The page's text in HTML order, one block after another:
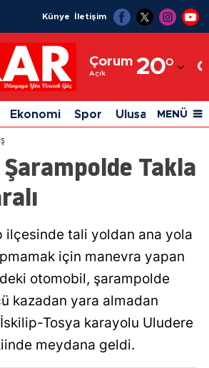
Künye İletişim
Çorum
Açık 20°
Adıyaman
Afyonkarahisar
Ağrı
Amasya
Aydın
Balıkesir
Bilecik
Ekonomi Spor Ulusal Siyaset
MENÜ
Takla
ilçesinde tali yoldan ana yola
için manevra yapan
otomobil, şarampolde
kazadan yara almadan
Tosya karayolu Uludere
meydana geldi.